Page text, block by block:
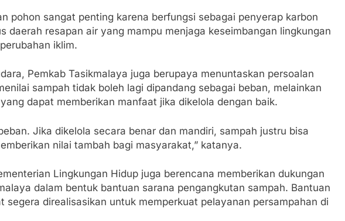
pohon sangat penting karena berfungsi sebagai penyerap karbon
daerah resapan air yang mampu menjaga keseimbangan lingkungan
iklim.
Pemkab Tasikmalaya juga berupaya menuntaskan persoalan
sampah tidak boleh lagi dipandang sebagai beban, melainkan
dapat memberikan manfaat jika dikelola dengan baik.
Jika dikelola secara benar dan mandiri, sampah justru bisa
nilai tambah bagi masyarakat,” katanya.
Lingkungan Hidup juga berencana memberikan dukungan
dalam bentuk bantuan sarana pengangkutan sampah. Bantuan
segera direalisasikan untuk memperkuat pelayanan persampahan di